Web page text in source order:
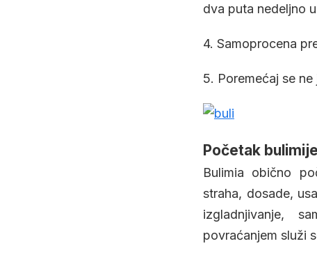
dva puta nedeljno
4. Samoprocena
5. Poremećaj se
Početak bulimije
Bulimia obično
straha, dosade,
izgladnjivanje,
povraćanjem služi